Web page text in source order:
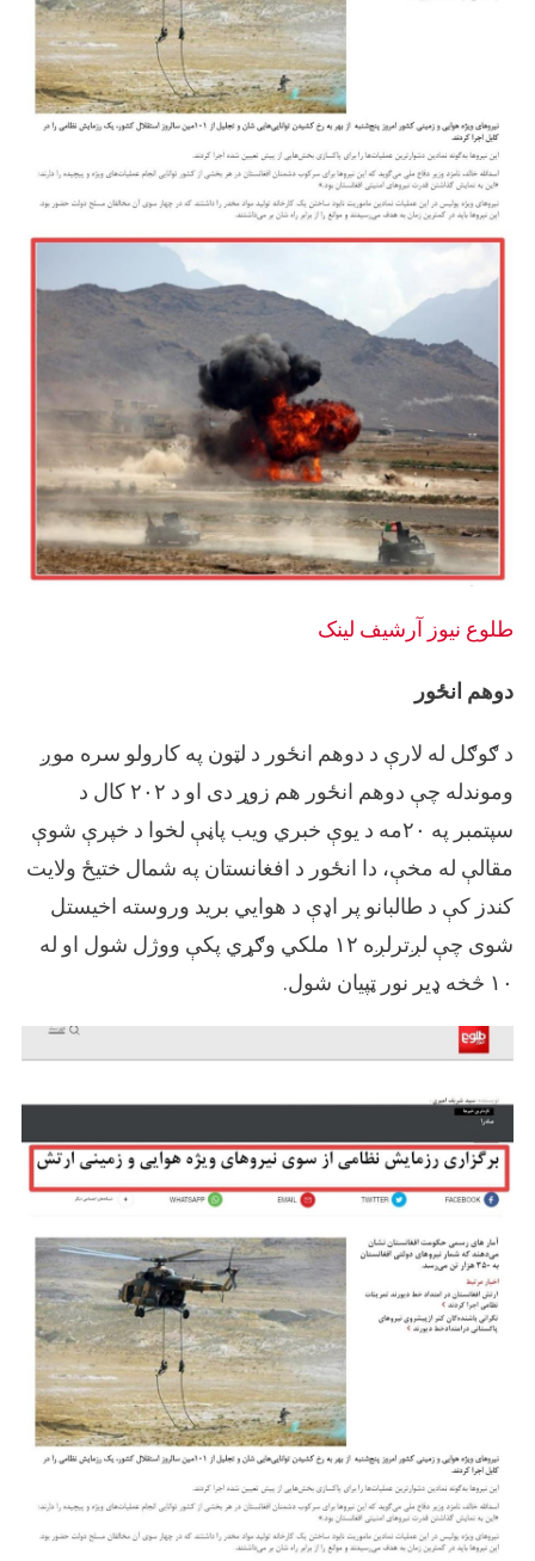
طلوع نیوز آرشيف لینک
دوهم انځور
د ګوګل له لارې د دوهم انځور د لټون په کارولو سره موږ
وموندله چې دوهم انځور هم زوړ دی او د ۲۰۲ کال د
سپتمبر په ۲۰مه د یوې خبري ویب پاڼې لخوا د خپرې شوې
مقالې له مخې، دا انځور د افغانستان په شمال ختیځ ولایت
کندز کې د طالبانو پر اډې د هوایي برید وروسته اخیستل
شوی چې لږترلږه ۱۲ ملکي وګړي پکې ووژل شول او له
۱۰ څخه ډیر نور ټپیان شول.